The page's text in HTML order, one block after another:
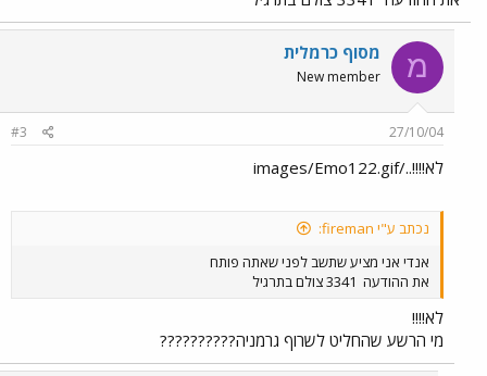
מ מסוף כרמלית
New member
27/10/04
#3
לא!!!!../images/Emo122.gif
נכתב ע"י fireman:
אנדי אני מציע שתשב לפני שאתה פותח
את ההודעה
לא!!!!
מי הרשע שהחליט לשרוף גרמניה??????????